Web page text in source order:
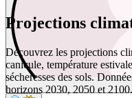
Projections
Découvrez les projections
canicule, température
sécheresses des sols.
horizons 2030, 2050 et 2100.